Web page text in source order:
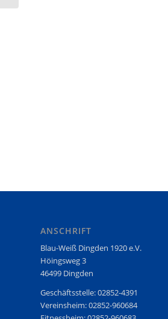
ANSCHRIFT
Blau-Weiß Dingden 1920 e.V.
Höingsweg 3
46499 Dingden
Geschäftsstelle: 02852-4391
Vereinsheim: 02852-960684